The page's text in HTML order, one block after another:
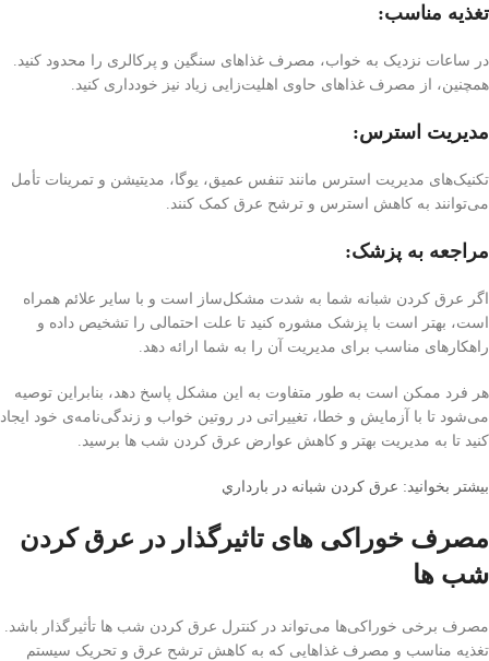
تغذیه مناسب:
در ساعات نزدیک به خواب، مصرف غذاهای سنگین و پرکالری را محدود کنید.
همچنین، از مصرف غذاهای حاوی اهلیت‌زایی زیاد نیز خودداری کنید.
مدیریت استرس:
تکنیک‌های مدیریت استرس مانند تنفس عمیق، یوگا، مدیتیشن و تمرینات تأمل
می‌توانند به کاهش استرس و ترشح عرق کمک کنند.
مراجعه به پزشک:
اگر عرق کردن شبانه شما به شدت مشکل‌ساز است و با سایر علائم همراه
است، بهتر است با پزشک مشوره کنید تا علت احتمالی را تشخیص داده و
راهکارهای مناسب برای مدیریت آن را به شما ارائه دهد.
هر فرد ممکن است به طور متفاوت به این مشکل پاسخ دهد، بنابراین توصیه
می‌شود تا با آزمایش و خطا، تغییراتی در روتین خواب و زندگی‌نامه‌ی خود ایجاد
کنید تا به مدیریت بهتر و کاهش عوارض عرق کردن شب ها برسید.
بیشتر بخوانید: عرق كردن شبانه در بارداري
مصرف خوراکی های تاثیرگذار در عرق کردن
شب ها
مصرف برخی خوراکی‌ها می‌تواند در کنترل عرق کردن شب ها تأثیرگذار باشد.
تغذیه مناسب و مصرف غذاهایی که به کاهش ترشح عرق و تحریک سیستم